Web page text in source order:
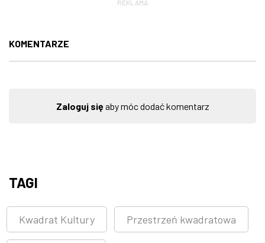
REKLAMA
KOMENTARZE
Zaloguj sięaby móc dodać komentarz
TAGI
Kwadrat Kultury Przestrzeń kwadratowa